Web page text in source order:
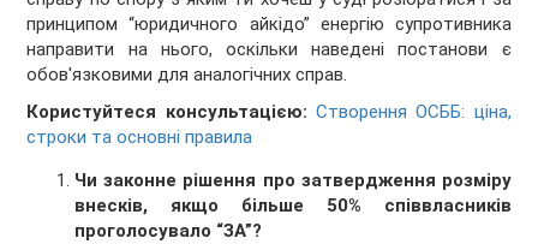
принципом “юридичного айкідо” енергію супротивника
направити на нього, оскільки наведені постанови є
обов'язковими для аналогічних справ.
Користуйтеся консультацією: Створення ОСББ: ціна,
строки та основні правила
Чи законне рішення про затвердження розміру
внесків, якщо більше 50% співвласників
проголосувало “ЗА”?